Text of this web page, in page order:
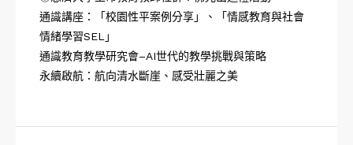
通識講座：「校園性平案例分享」、「情感教育與社會
情緒學習SEL」
通識教育教學研究會–AI世代的教學挑戰與策略
永續啟航：航向清水斷崖、感受壯麗之美